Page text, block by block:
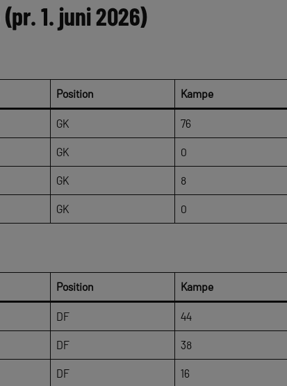
(pr. 1. juni 2026)
Position Kampe
GK 76
GK 0
GK 8
GK 0
Position Kampe
DF 44
DF 38
DF 16